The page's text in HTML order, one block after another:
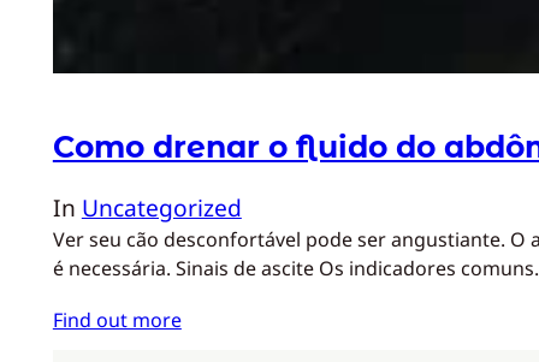
Como drenar o fluido do
In Uncategorized
Ver seu cão desconfortável pode ser angustiante.
é necessária. Sinais de ascite Os indicadores
Find out more